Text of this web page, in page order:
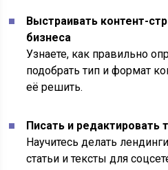
Выстраивать контент-
бизнеса
Узнаете, как правильно
подобрать тип и формат
её решить.
Писать и редактировать
Научитесь делать
статьи и тексты для